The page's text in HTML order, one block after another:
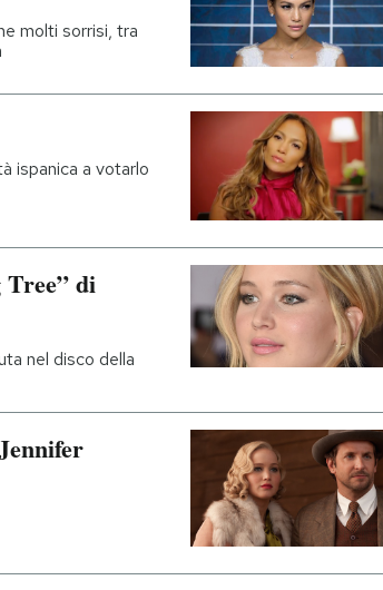
molti sorrisi, tra
ispanica a votarlo
di
nel disco della